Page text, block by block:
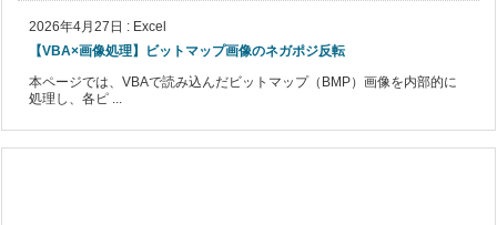
2026年4月27日 : Excel
【VBA×画像処理】ビットマップ画像のネガポジ反転
本ページでは、VBAで読み込んだビットマップ（BMP）画像を内部的に
処理し、各ピ ...